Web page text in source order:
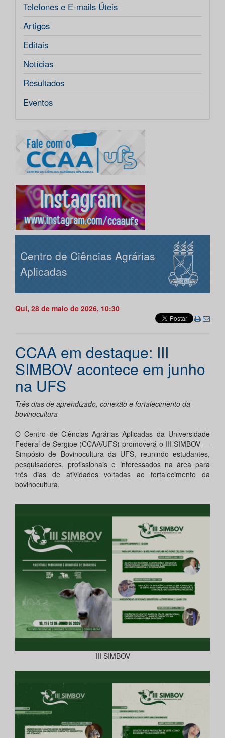
Telefones e E-mails Úteis
Artigos
Editais
Notícias
Resultados
Eventos
Centro de Ciências Agrárias
Aplicadas
Qui, 28 de maio de 2026, 10:30
CCAA em destaque: III
SIMBOV acontece em junho
na UFS
Três dias de aprendizado, conexão e fortalecimento da
bovinocultura
O Centro de Ciências Agrárias Aplicadas da Universidade
Federal de Sergipe (CCAA/UFS) promoverá o III SIMBOV —
Simpósio de Bovinocultura da UFS, reunindo estudantes,
pesquisadores, profissionais e interessados na área para
três dias de atividades voltadas ao fortalecimento da
bovinocultura.
III SIMBOV